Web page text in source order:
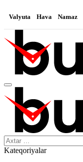
Valyuta Hava Namaz
Search…
Kateqoriyalar